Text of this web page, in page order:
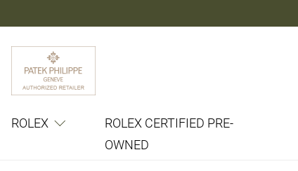
ROLEX
ROLEX CERTIFIED PRE-
OWNED